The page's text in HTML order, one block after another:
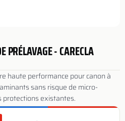
PRÉLAVAGE - CARECLA
haute performance pour canon à
sans risque de micro-
protections existantes.